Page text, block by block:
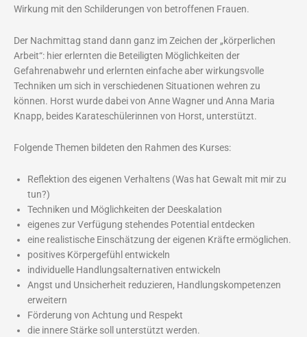
Wirkung mit den Schilderungen von betroffenen Frauen.
Der Nachmittag stand dann ganz im Zeichen der „körperlichen
Arbeit“: hier erlernten die Beteiligten Möglichkeiten der
Gefahrenabwehr und erlernten einfache aber wirkungsvolle
Techniken um sich in verschiedenen Situationen wehren zu
können. Horst wurde dabei von Anne Wagner und Anna Maria
Knapp, beides Karateschülerinnen von Horst, unterstützt.
Folgende Themen bildeten den Rahmen des Kurses:
Reflektion des eigenen Verhaltens (Was hat Gewalt mit mir zu
tun?)
Techniken und Möglichkeiten der Deeskalation
eigenes zur Verfügung stehendes Potential entdecken
eine realistische Einschätzung der eigenen Kräfte ermöglichen.
positives Körpergefühl entwickeln
individuelle Handlungsalternativen entwickeln
Angst und Unsicherheit reduzieren, Handlungskompetenzen
erweitern
Förderung von Achtung und Respekt
die innere Stärke soll unterstützt werden.